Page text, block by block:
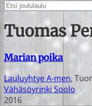
Tuomas
Marian poika
Lauluyhtye A-men,
Vähäsöyrinki Soolo
2016